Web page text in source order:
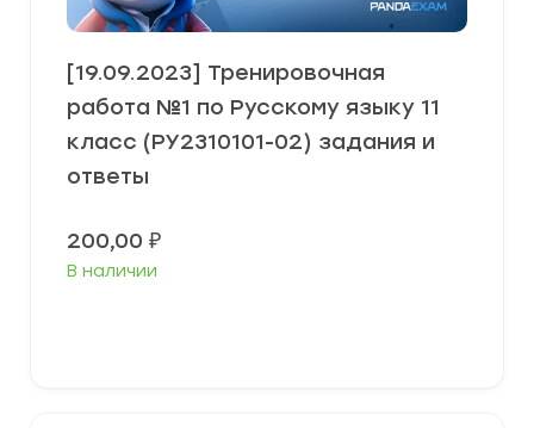
[19.09.2023] Тренировочная
работа №1 по Русскому языку 11
класс (РУ2310101-02) задания и
ответы
200,00 ₽
В наличии